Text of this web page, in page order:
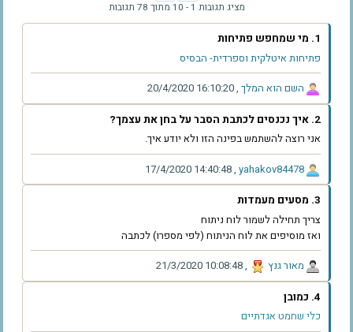
מציג תגובות 1 - 10 מתוך 78 תגובות
1. מי שמחפש פתיחות
פתיחות איטלקית וספרדית- הבסיס
‫השם הוא המלך‬ ,
‫20/4/2020 16:10:20‬
2. איך נכנסים לכתבת הסבר על בחן את עצמך?
אני רוצה להשתמש בפינה הזו ולא יודע איך.
‫yahakov84478‬
,
‫17/4/2020 14:40:48‬
3. מסעים מעמדות
צריך תחילה לשמור לוח ניתוח
ואז מוסיפים את לוח הניתוח (לפי מספרו) לכתבה
‫מאור גנץ‬ ,
‫21/3/2020 10:08:48‬
4. כמובן
כלי שחמט אגדתיים